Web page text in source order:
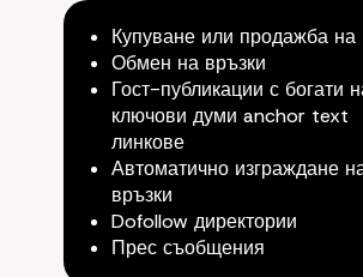
Естествени
изходящи
Купуване или продажба на
Обмен на връзки
Гост-публикации с богати
ключови думи anchor text
линкове
Автоматично изграждане
връзки
Dofollow директории
Прес съобщения